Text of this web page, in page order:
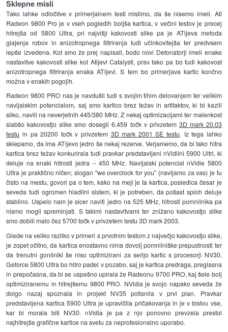
Sklepne misli
Tako lahke odločitve v primerjalnem testi mislimo, da še nisemo imeli. Ati
Radeon 9800 Pro je v vseh pogledih boljša kartica, v večini testov je precej
hitrejša od 5800 Ultra, pri najvišji kakovosti slike pa je ATijeva metoda
glajenja robov in anizotropnega filtriranja tudi učinkovitejša ter predvsem
lepše izvedena. Kot smo že prej napisali, bodo novi Detonatorji imeli enake
nastavitve kakovosti slike kot Atijevi Catalysti, prav tako pa bo tudi kakovost
anizotropnega filtriranja enaka ATijevi. S tem bo primerjava kartic končno
možna v enakih pogojih.
Radeon 9800 PRO nas je navdušil tudi s svojim tihim delovanjem ter velikim
navijalskim potencialom, saj smo kartico brez težav in artifaktov, ki bi kazili
sliko, navili na neverjetnih 445/380 MHz. Z nekaj optimizacijami ter malenkost
slabšo kakovostjo slike smo dosegli 6.459 točk v privzetem 3D mark 20.03
testu in pa 20200 točk v privzetem 3D mark 2001 SE testu. Iz tega lahko
sklepamo, da ima ATijevo jedro še nekaj rezerve. Verjamemo, da bi tako hitra
kartica brez težav konkurirala tudi pravkar predstavljeni nVidiini 5900 Ultri, ki
deluje na enaki hitrosti jedra -- 450 MHz. Navijalski potencial nVidie 5800
Ultra je praktično ničen; slogan "we overclock for you" (navijamo za vas) je tu
čisto na mestu, govori pa o tem, kako na meji je ta kartica, posledica česar je
seveda tudi ogromen hladilni sistem, ki je potreben, da pošast sploh deluje
stabilno. Uspelo nam je sicer naviti jedro na 525 MHz, hitrosti pomnilnika pa
nismo mogli spreminjati. S takimi nastavitvami ter znižano kakovostjo slike
smo dobili malo čez 5700 točk v privzetem testu 3D mark 2003.
Glede na veliko razliko v primeri s prvotnim testom z največjo kakovostjo slike,
je zopet očitno, da kartica enostavno nima dovolj pomnilniške prepustnosti ter
da trenutni gonilniki še niso optimizirani za serijo kartic s procesorji NV30.
Geforce 5800 Ultra bo hitro padel v pozabo, saj je kartica predraga, preglasna
in prepočasna, da bi se uspešno upirala že Radeonu 9700 PRO, kaj šele bolj
optimiziranemu in hitrejšemu 9800 PRO. NVidia je svojo napako seveda že
dolgo nazaj spoznala in projekt NV35 potisnila v prvi plan. Pravkar
predstavljena kartica 5900 Ultra je upravičila pričakovanja in je v bistvu vse,
kar bi morala biti NV30. nVidia je pa z njo ponovno prevzela prestol
najhitrejše grafične kartice na svetu za neprofesionalno uporabo.